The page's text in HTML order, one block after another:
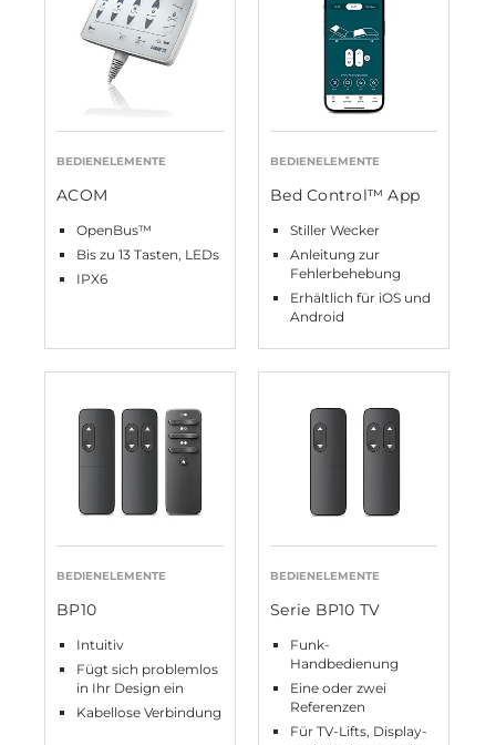
BEDIENELEMENTE
ACOM
OpenBus™
Bis zu 13 Tasten, LEDs
IPX6
BEDIENELEMENTE
Bed Control™ App
Stiller Wecker
Anleitung zur
Fehlerbehebung
Erhältlich für iOS und
Android
BEDIENELEMENTE
BP10
Intuitiv
Fügt sich problemlos
in Ihr Design ein
Kabellose Verbindung
BEDIENELEMENTE
Serie BP10 TV
Funk-
Handbedienung
Eine oder zwei
Referenzen
Für TV-Lifts, Display-